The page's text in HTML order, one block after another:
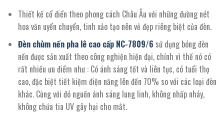
Thiết kế cổ điển theo phong cách Châu Âu với những đường nét
hoa văn uyển chuyển, tinh xảo tạo nên vẻ đẹp riêng biệt của đèn.
Đèn chùm nến pha lê cao cấp NC-7809/6 sử dụng bóng đèn
nến được sản xuất theo công nghiện hiện đại, chính vì thế nó có
rất nhiều ưu điểm như : Có ánh sáng tốt và liên tục, có tuổi thọ
cao, đặc biệt tiết kiệm điện năng lên đến 70% so với các loại đèn
khác. Cùng với đó nguồn ánh sáng lung linh, không nhấp nháy,
không chứa tia UV gây hại cho mắt.